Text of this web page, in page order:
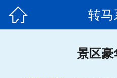
 转马
景区豪